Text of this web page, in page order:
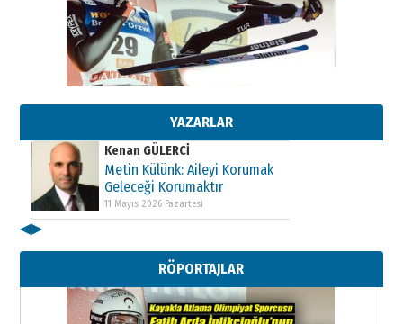
YAZARLAR
Kenan GÜLERCİ
Metin Külünk: Aileyi Korumak
11 Mayıs 2026 Pazartesi
Kenan GÜLERCİ
Metin Külünk: Aileyi Korumak
Geleceği Korumaktır
11 Mayıs 2026 Pazartesi
Metin Külünk: Aileyi Korumak
Geleceği Korumaktır
11 Mayıs 2026 Pazartesi
◀▶
RÖPORTAJLAR